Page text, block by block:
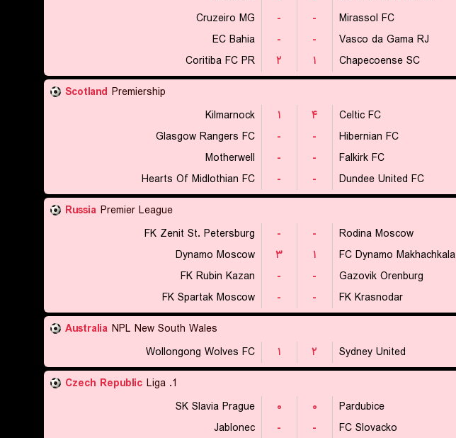
Cruzeiro MG
- - Mirassol FC
EC Bahia
- - Vasco da Gama RJ
Coritiba FC PR
۲ ۱ Chapecoense SC
Scotland Premiership
Kilmarnock
۱ ۴ Celtic FC
Glasgow Rangers FC
- - Hibernian FC
Motherwell
- - Falkirk FC
Hearts Of Midlothian FC
- - Dundee United FC
Russia Premier League
FK Zenit St. Petersburg
- - Rodina Moscow
Dynamo Moscow
۳ ۱ FC Dynamo Makhachkala
FK Rubin Kazan
- - Gazovik Orenburg
FK Spartak Moscow
- - FK Krasnodar
Australia NPL New South Wales
Wollongong Wolves FC
۱ ۲ Sydney United
Czech Republic
1. Liga
SK Slavia Prague
۰ ۰ Pardubice
Jablonec
- - FC Slovacko